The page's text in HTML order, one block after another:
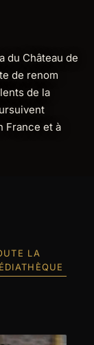
du Château de
de renom
de la
France et à
LA